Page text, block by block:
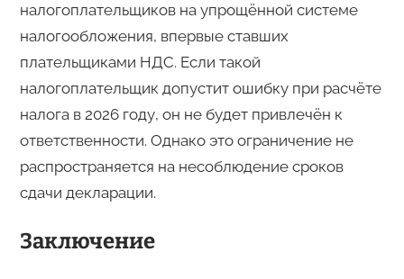
налогоплательщиков на упрощённой системе
налогообложения, впервые ставших
плательщиками НДС. Если такой
налогоплательщик допустит ошибку при расчёте
налога в 2026 году, он не будет привлечён к
ответственности. Однако это ограничение не
распространяется на несоблюдение сроков
сдачи декларации.
Заключение